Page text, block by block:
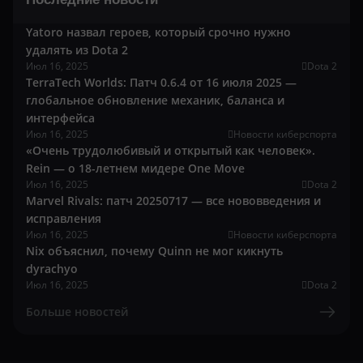
Yatoro назвал героев, который срочно нужно
удалять из Dota 2
Июл 16, 2025 Dota 2
TerraTech Worlds: Патч 0.6.4 от 16 июля 2025 —
глобальное обновление механик, баланса и
интерфейса
Июл 16, 2025 Новости киберспорта
«Очень трудолюбивый и открытый как человек».
Rein — о 18-летнем мидере One Move
Июл 16, 2025 Dota 2
Marvel Rivals: патч 20250717 — все нововведения и
исправления
Июл 16, 2025 Новости киберспорта
Nix объяснил, почему Quinn не мог кикнуть
dyrachyo
Июл 16, 2025 Dota 2
Больше новостей